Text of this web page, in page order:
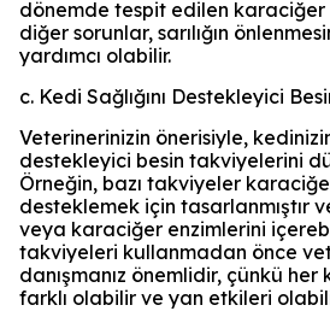
dönemde tespit edilen karaciğer
diğer sorunlar, sarılığın
yardımcı olabilir.
c. Kedi Sağlığını Destekleyici
Veterinerinizin önerisiyle, kedinizin
destekleyici besin takviyelerini
Örneğin, bazı takviyeler karaciğer
desteklemek için tasarlanmıştır
veya karaciğer enzimlerini
takviyeleri kullanmadan önce
danışmanız önemlidir, çünkü her
farklı olabilir ve yan etkileri